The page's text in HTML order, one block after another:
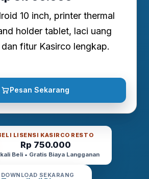
10 inch, printer thermal
holder tablet, laci uang
fitur Kasirco lengkap.
Pesan Sekarang
LISENSI KASIRCO RESTO
Rp 750.000
Beli • Gratis Biaya Langganan
DOWNLOAD SEKARANG